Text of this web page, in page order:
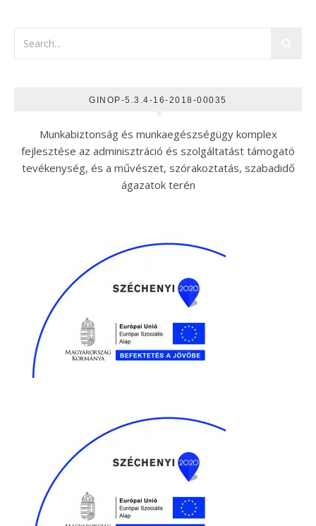
GINOP-5.3.4-16-2018-00035
Munkabiztonság és munkaegészségügy komplex
fejlesztése az adminisztráció és szolgáltatást támogató
tevékenység, és a művészet, szórakoztatás, szabadidő
ágazatok terén